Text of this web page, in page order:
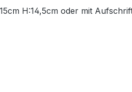
H:14,5cm oder mit